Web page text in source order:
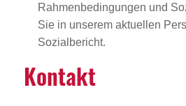
Rahmenbedingungen und
Sie in unserem aktuellen
Sozialbericht.
Kontakt